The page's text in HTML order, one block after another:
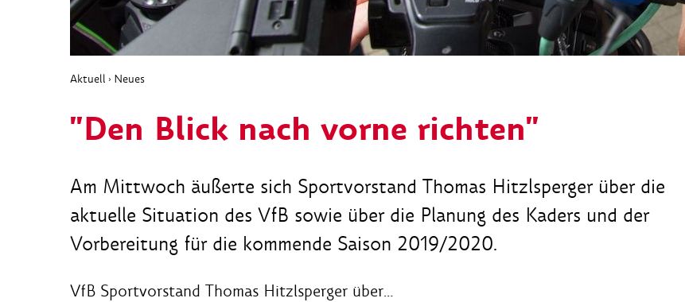
Aktuell › Neues
"Den Blick nach vorne richten"
Am Mittwoch äußerte sich Sportvorstand Thomas Hitzlsperger über die
aktuelle Situation des VfB sowie über die Planung des Kaders und der
Vorbereitung für die kommende Saison 2019/2020.
VfB Sportvorstand Thomas Hitzlsperger über…